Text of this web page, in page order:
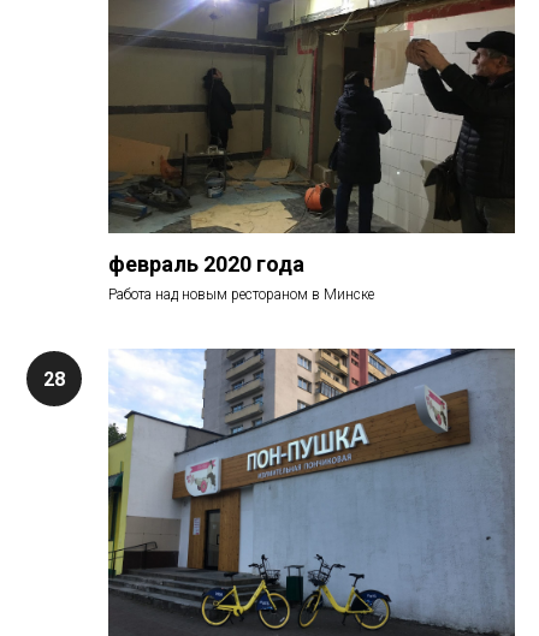
февраль 2020 года
Работа над новым рестораном в Минске